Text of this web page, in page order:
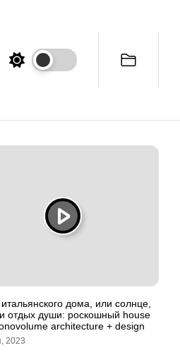
дома, или солнце,
и отдых души: роскошный house
architecture + design
2023